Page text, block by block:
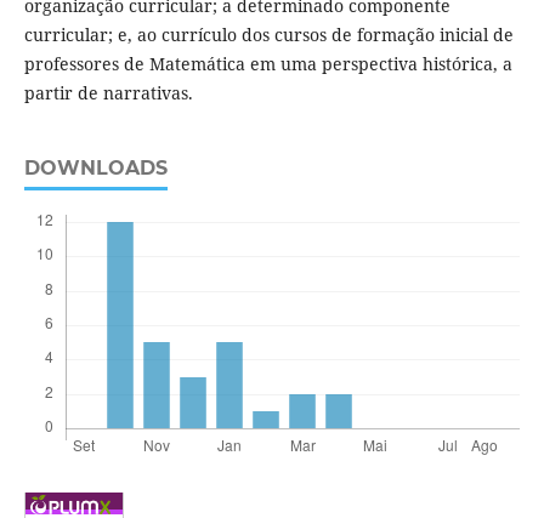
organização curricular; a determinado componente
curricular; e, ao currículo dos cursos de formação inicial de
professores de Matemática em uma perspectiva histórica, a
partir de narrativas.
DOWNLOADS